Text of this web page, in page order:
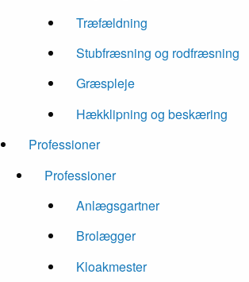
Træfældning
Stubfræsning og rodfræsning
Græspleje
Hækklipning og beskæring
Professioner
Professioner
Anlægsgartner
Brolægger
Kloakmester